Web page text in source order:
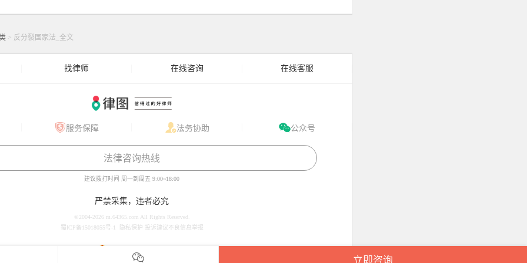
> 反分裂国家法_全文
找律师 在线咨询 在线客服
服务保障 法务协助 公众号
法律咨询热线
建议拨打时间 周一到周五 9:00~18:00
严禁采集，违者必究
©2004-2026 m.64365.com All Rights Reserved.
蜀ICP备15018055号-1
隐私保护 投诉建议不良信息举报
立即咨询